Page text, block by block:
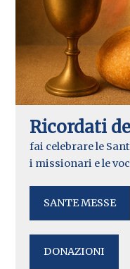
Ricordati
fai celebrare le
i missionari e le
SANTE MESSE
DONAZIONI